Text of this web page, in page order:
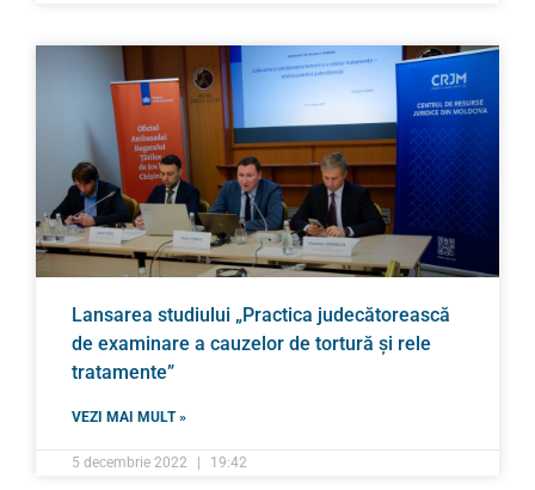
Lansarea studiului „Practica judecătorească
de examinare a cauzelor de tortură și rele
tratamente”
VEZI MAI MULT »
5 decembrie 2022 19:42